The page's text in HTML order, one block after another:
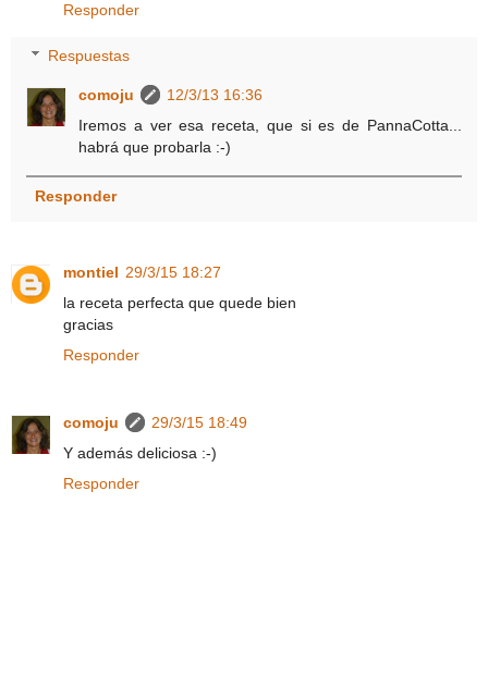
Responder
Respuestas
comoju
12/3/13 16:36
Iremos a ver esa receta, que si es de PannaCotta...
habrá que probarla :-)
Responder
montiel 29/3/15 18:27
la receta perfecta que quede bien
gracias
Responder
comoju
29/3/15 18:49
Y además deliciosa :-)
Responder